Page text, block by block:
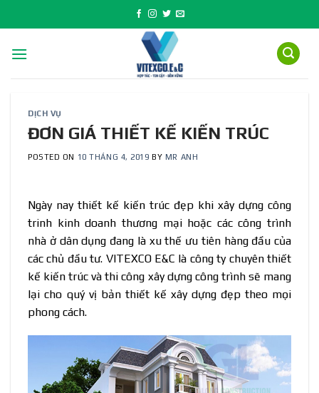
to
DỊCH VỤ
ĐƠN GIÁ THIẾT KẾ KIẾN TRÚC
POSTED ON 10 THÁNG 4, 2019 BY MR ANH
Ngày nay thiết kế kiến trúc đẹp khi xây dựng công
trinh kinh doanh thương mại hoặc các công trình
nhà ở dân dụng đang là xu thế ưu tiên hàng đầu của
các chủ đầu tư. VITEXCO E&C là công ty chuyên thiết
kế kiến trúc và thi công xây dựng công trình sẽ mang
lại cho quý vị bản thiết kế xây dựng đẹp theo mọi
phong cách.